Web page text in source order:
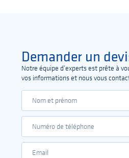
Demander un
Notre équipe d’experts est prête à
vos informations et nous vous